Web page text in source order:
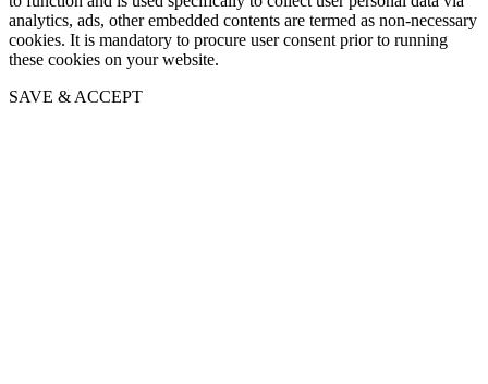
analytics, ads, other embedded contents are termed as non-necessary
cookies. It is mandatory to procure user consent prior to running
these cookies on your website.
SAVE & ACCEPT